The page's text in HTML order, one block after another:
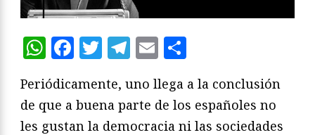
WhatsApp
Facebook
Twitter
Telegram
Email
Periódicamente, uno llega a la conclusión
de que a buena parte de los españoles no
les gustan la democracia ni las sociedades